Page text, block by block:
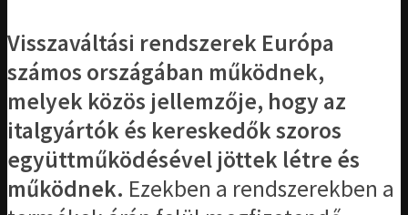
Visszaváltási rendszerek Európa
számos országában működnek,
melyek közös jellemzője, hogy az
italgyártók és kereskedők szoros
együttműködésével jöttek létre és
működnek. Ezekben a rendszerekben a